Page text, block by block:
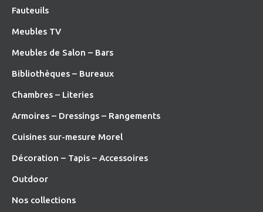
Fauteuils
Meubles TV
Meubles de Salon – Bars
Bibliothèques – Bureaux
Chambres – Literies
Armoires – Dressings – Rangements
Cuisines sur-mesure Morel
Décoration – Tapis – Accessoires
Outdoor
Nos collections